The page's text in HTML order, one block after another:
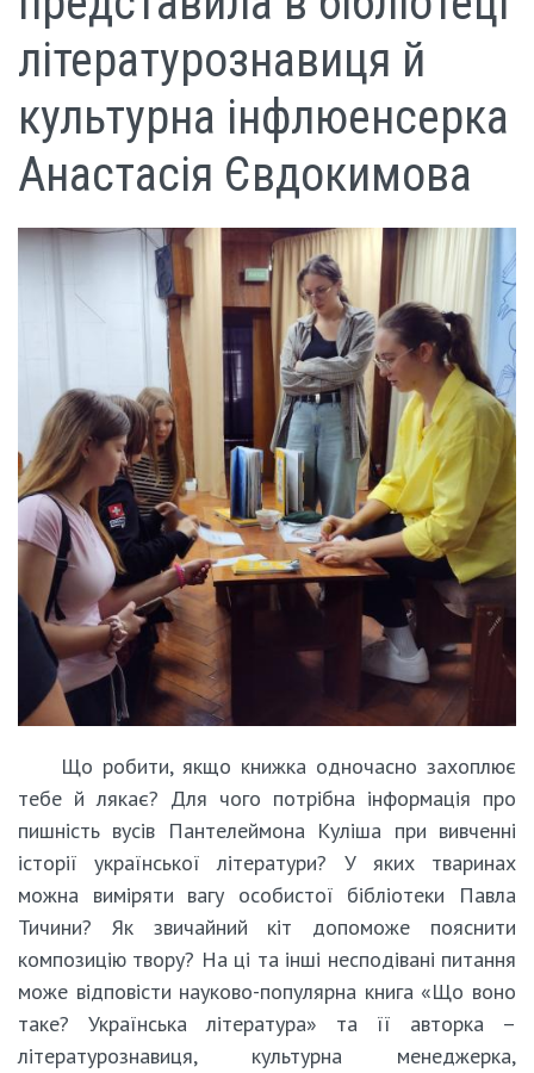
літературознавиця й
культурна інфлюенсерка
Анастасія Євдокимова
Що робити, якщо книжка одночасно захоплює
тебе й лякає? Для чого потрібна інформація про
пишність вусів Пантелеймона Куліша при вивченні
історії української літератури? У яких тваринах
можна виміряти вагу особистої бібліотеки Павла
Тичини? Як звичайний кіт допоможе пояснити
композицію твору? На ці та інші несподівані питання
може відповісти науково-популярна книга «Що воно
таке? Українська література» та її авторка –
літературознавиця, культурна менеджерка,